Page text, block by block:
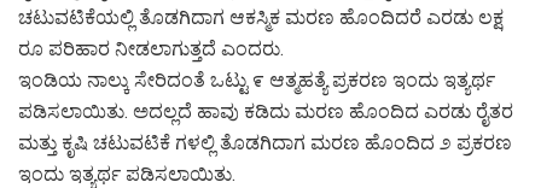
ಚಟುವಟಿಕೆಯಲ್ಲಿ ತೊಡಗಿದಾಗ ಆಕಸ್ಮಿಕ ಮರಣ ಹೊಂದಿದರೆ ಎರಡು ಲಕ್ಷ
ರೂ ಪರಿಹಾರ ನೀಡಲಾಗುತ್ತದೆ ಎಂದರು.
ಇಂಡಿಯ ನಾಲ್ಕು ಸೇರಿದಂತೆ ಒಟ್ಟು ೯ ಆತ್ಮಹತ್ಯೆ ಪ್ರಕರಣ ಇಂದು ಇತ್ಯರ್ಥ
ಪಡಿಸಲಾಯಿತು. ಅದಲ್ಲದೆ ಹಾವು ಕಡಿದು ಮರಣ ಹೊಂದಿದ ಎರಡು ರೈತರ
ಮತ್ತು ಕೃಷಿ ಚಟುವಟಿಕೆ ಗಳಲ್ಲಿ ತೊಡಗಿದಾಗ ಮರಣ ಹೊಂದಿದ ೨ ಪ್ರಕರಣ
ಇಂದು ಇತ್ಯರ್ಥ ಪಡಿಸಲಾಯಿತು.